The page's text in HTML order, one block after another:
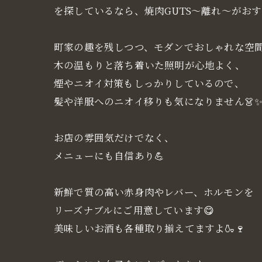
を探しているなら、焼肉GUTS～離れ～がお
町家の趣を残しつつ、モダンでおしゃれな空
木の温もりと落ち着いた照明が心地よく、
煙やニオイ対策もしっかりしているので、
髪や洋服へのニオイ移りも気になりません👗✨
お店の雰囲気だけでなく、
メニューにも自信あり💪
新鮮で質の高い赤身肉やレバー、ホルモンを
リーズナブルにご用意しています😋
美味しいお酒も各種取り揃えてますよ🍶🍷